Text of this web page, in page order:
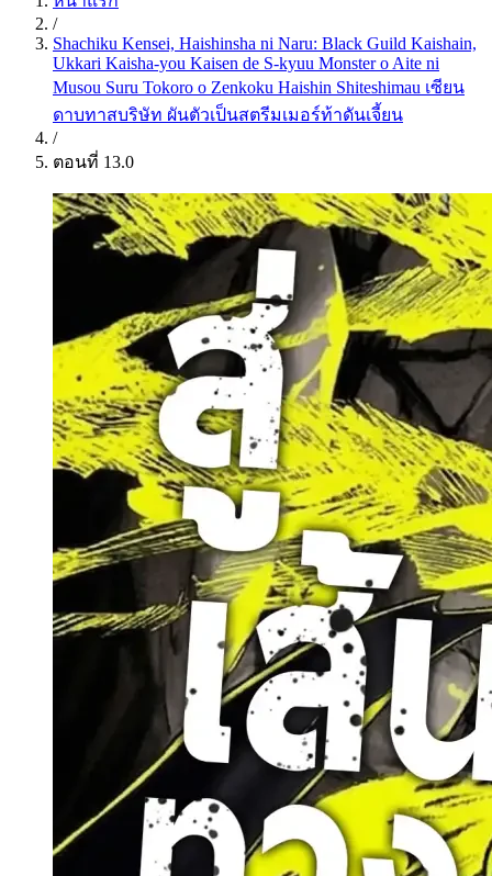
/
Shachiku Kensei, Haishinsha ni Naru: Black Guild Kaishain,
Ukkari Kaisha-you Kaisen de S-kyuu Monster o Aite ni
Musou Suru Tokoro o Zenkoku Haishin Shiteshimau เซียน
ดาบทาสบริษัท ผันตัวเป็นสตรีมเมอร์ท้าดันเจี้ยน
/
ตอนที่ 13.0